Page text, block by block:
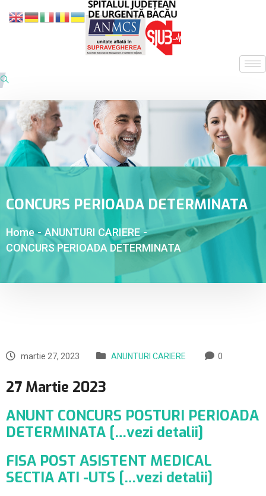
CONCURS PERIOADA DETERMINATA
Home - ANUNTURI CARIERE -
CONCURS PERIOADA DETERMINATA
martie 27, 2023 ANUNTURI CARIERE 0
27 Martie 2023
ANUNT CONCURS POSTURI PERIOADA
DETERMINATA […vezi detalii]
FISA POST ASISTENT MEDICAL
SECTIA ATI -UTS […vezi detalii]